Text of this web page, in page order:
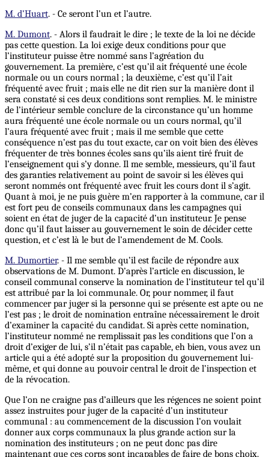
M. d’Huart. - Ce seront l’un et l’autre.
M. Dumont. - Alors il faudrait le dire ; le texte de la loi ne décide
pas cette question. La loi exige deux conditions pour que
l’instituteur puisse être nommé sans l’agréation du
gouvernement. La première, c’est qu’il ait fréquenté une école
normale ou un cours normal ; la deuxième, c’est qu’il l’ait
fréquenté avec fruit ; mais elle ne dit rien sur la manière dont il
sera constaté si ces deux conditions sont remplies. M. le ministre
de l’intérieur semble conclure de la circonstance qu’un homme
aura fréquenté une école normale ou un cours normal, qu’il
l’aura fréquenté avec fruit ; mais il me semble que cette
conséquence n’est pas du tout exacte, car on voit bien des élèves
fréquenter de très bonnes écoles sans qu’ils aient tiré fruit de
l’enseignement qui s’y donne. Il me semble, messieurs, qu’il faut
des garanties relativement au point de savoir si les élèves qui
seront nommés ont fréquenté avec fruit les cours dont il s’agit.
Quant à moi, je ne puis guère m’en rapporter à la commune, car il
est fort peu de conseils communaux dans les campagnes qui
soient en état de juger de la capacité d’un instituteur. Je pense
donc qu’il faut laisser au gouvernement le soin de décider cette
question, et c’est là le but de l’amendement de M. Cools.
M. Dumortier. - Il me semble qu’il est facile de répondre aux
observations de M. Dumont. D’après l’article en discussion, le
conseil communal conserve la nomination de l’instituteur tel qu’il
est attribué par la loi communale. Or, pour nommer, il faut
commencer par juger si la personne qui se présente est apte ou ne
l’est pas ; le droit de nomination entraîne nécessairement le droit
d’examiner la capacité du candidat. Si après cette nomination,
l’instituteur nommé ne remplissait pas les conditions que l’on a
droit d’exiger de lui, s’il n’était pas capable, eh bien, vous avez un
article qui a été adopté sur la proposition du gouvernement lui-
même, et qui donne au pouvoir central le droit de l’inspection et
de la révocation.
Que l’on ne craigne pas d’ailleurs que les régences ne soient point
assez instruites pour juger de la capacité d’un instituteur
communal : au commencement de la discussion l’on voulait
donner aux corps communaux la plus grande action sur la
nomination des instituteurs ; on ne peut donc pas dire
maintenant que ces corps sont incapables de faire de bons choix.